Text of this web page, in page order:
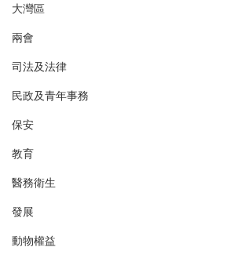
大灣區
兩會
司法及法律
民政及青年事務
保安
教育
醫務衛生
發展
動物權益